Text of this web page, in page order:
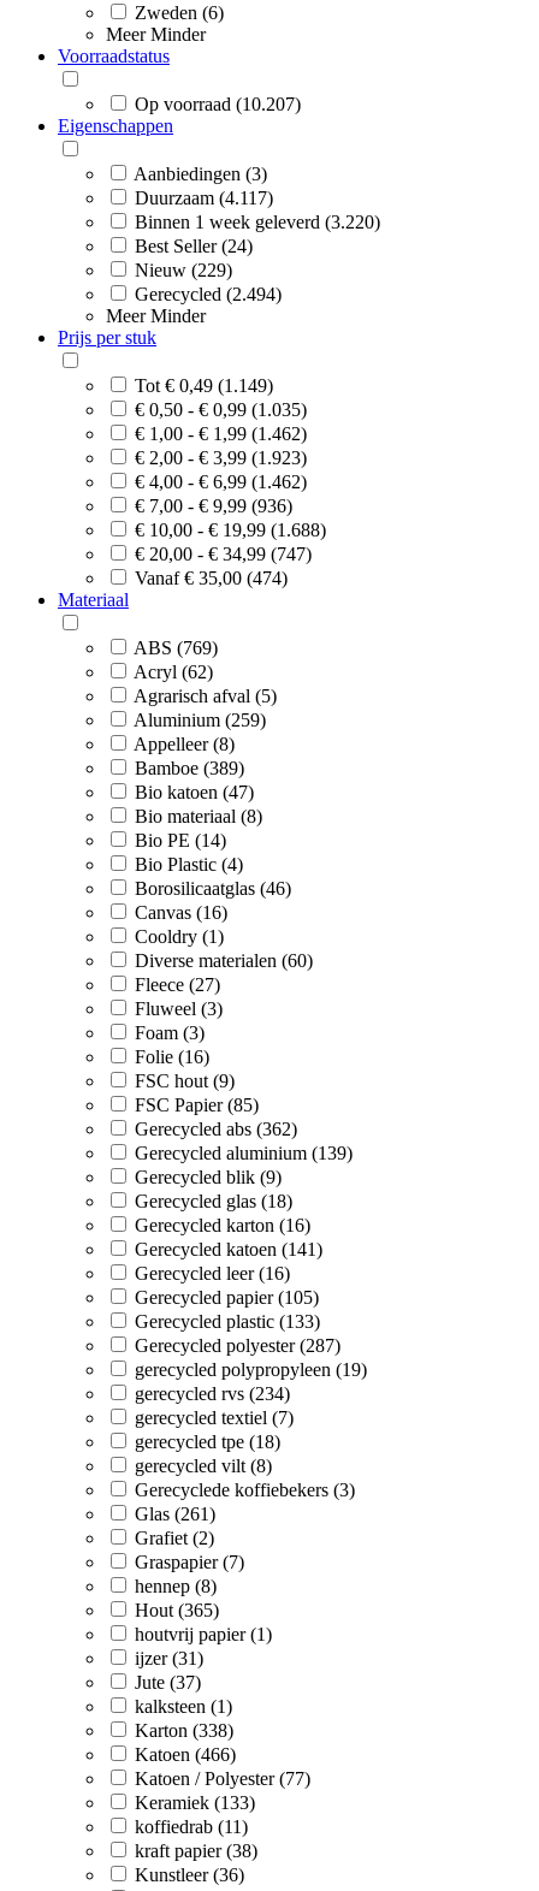
Zweden (6)
Meer Minder
Voorraadstatus
Op voorraad (10.207)
Eigenschappen
Aanbiedingen (3)
Duurzaam (4.117)
Binnen 1 week geleverd (3.220)
Best Seller (24)
Nieuw (229)
Gerecycled (2.494)
Meer Minder
Prijs per stuk
Tot € 0,49 (1.149)
€ 0,50 - € 0,99 (1.035)
€ 1,00 - € 1,99 (1.462)
€ 2,00 - € 3,99 (1.923)
€ 4,00 - € 6,99 (1.462)
€ 7,00 - € 9,99 (936)
€ 10,00 - € 19,99 (1.688)
€ 20,00 - € 34,99 (747)
Vanaf € 35,00 (474)
Materiaal
ABS (769)
Acryl (62)
Agrarisch afval (5)
Aluminium (259)
Appelleer (8)
Bamboe (389)
Bio katoen (47)
Bio materiaal (8)
Bio PE (14)
Bio Plastic (4)
Borosilicaatglas (46)
Canvas (16)
Cooldry (1)
Diverse materialen (60)
Fleece (27)
Fluweel (3)
Foam (3)
Folie (16)
FSC hout (9)
FSC Papier (85)
Gerecycled abs (362)
Gerecycled aluminium (139)
Gerecycled blik (9)
Gerecycled glas (18)
Gerecycled karton (16)
Gerecycled katoen (141)
Gerecycled leer (16)
Gerecycled papier (105)
Gerecycled plastic (133)
Gerecycled polyester (287)
gerecycled polypropyleen (19)
gerecycled rvs (234)
gerecycled textiel (7)
gerecycled tpe (18)
gerecycled vilt (8)
Gerecyclede koffiebekers (3)
Glas (261)
Grafiet (2)
Graspapier (7)
hennep (8)
Hout (365)
houtvrij papier (1)
ijzer (31)
Jute (37)
kalksteen (1)
Karton (338)
Katoen (466)
Katoen / Polyester (77)
Keramiek (133)
koffiedrab (11)
kraft papier (38)
Kunstleer (36)